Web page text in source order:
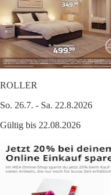
ROLLER
So. 26.7. - Sa. 22.8.2026
Gültig bis 22.08.2026